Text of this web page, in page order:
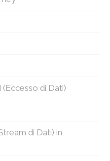
di Dati)
di Dati) in